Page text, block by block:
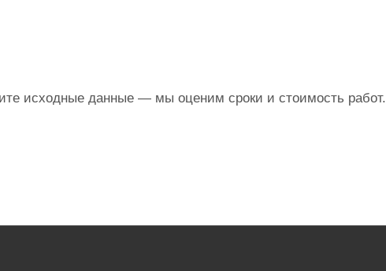
исходные данные — мы оценим сроки и стоимость работ.